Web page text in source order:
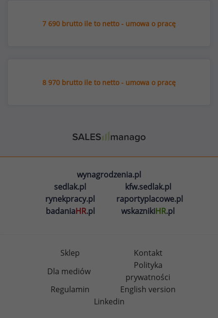
7 690 brutto ile to netto - umowa o pracę
8 970 brutto ile to netto - umowa o pracę
wynagrodzenia.pl
sedlak.pl
kfw.sedlak.pl
rynekpracy.pl
raportyplacowe.pl
badaniaHR.pl wskaznikiHR.pl
Sklep
Kontakt
Dla mediów
Polityka
prywatności
Regulamin
English version
Linkedin